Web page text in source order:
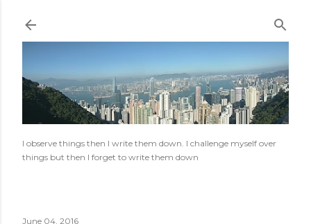
I observe things then I write them down. I challenge myself over
things but then I forget to write them down
June 04, 2016